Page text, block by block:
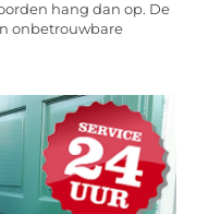
hang dan op. De
onbetrouwbare